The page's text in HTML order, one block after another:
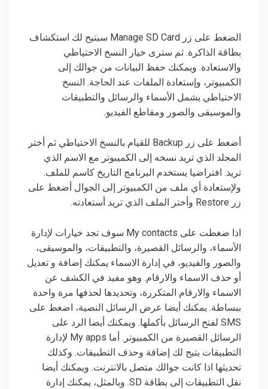
الضغط على زر Manage SD Card سيتيح لك استكشاف
بطاقة الذاكرة. ثم سترى خيار النسخ الاحتياطي
والاستعادة. ويمكنك حفظ البيانات من جوالك إلى
الكمبيوتر، وإستعادة الملفات عند الحاجة. النسخ
الاحتياطي يشمل الأسماء والرسائل والتطبيقات
والموسيقى والصور ومقاطع الفيديو.
أضغط على زر Backup للقيام بالنسخ الاحتياطي ثم أختر
المجلد الذي تريد نسخه إلى الكميبوتر مع الاسم الذي
تريد. افتراضيا يستخدم البرنامج التاريخ كاسم للملف.
ولإستعادة أي ملف من الكمبيوتر إلى الجوال أضغط على
زر Restore وأختر الملف الذي تريد أستعادته.
اذا ضغطت على My contacts سوف تجد خيارات لإدارة
الأسماء، والرسائل القصيرة، والتطبيقات، والموسيقى،
والصور والفيديو، في إدارة الاسماء يمكنك إضافة و تعديل
أو حذف الاسماء والارقام. وهو مفيد في الكشف عن
الاسماء والارقام المتكررة، وتحديدها لحذفها مرة واحدة
ببساطة. يمكنك أيضا عرض الرسائل النصية، اضغط على
SMS لفتح الرسائل بأكملها. ويمكنك أيضا الرد على
الرسائل القصيرة من الكمبيوتر. أما My apps لإدارة
التطبيقات يتيح لك إضافة وحذف التطبيقات. وكذلك
تحديثها اذا كانت جوالك متصل بالانترنت. ويمكنك أيضا
نقل التطبيقات إلى بطاقة SD. وبالمثل، يمكنك إدارة